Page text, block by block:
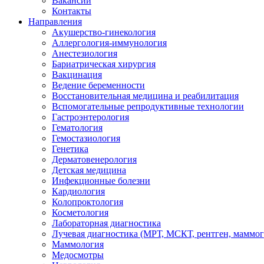
Контакты
Направления
Акушерство-гинекология
Аллергология-иммунология
Анестезиология
Бариатрическая хирургия
Вакцинация
Ведение беременности
Восстановительная медицина и реабилитация
Вспомогательные репродуктивные технологии
Гастроэнтерология
Гематология
Гемостазиология
Генетика
Дерматовенерология
Детская медицина
Инфекционные болезни
Кардиология
Колопроктология
Косметология
Лабораторная диагностика
Лучевая диагностика (МРТ, МСКТ, рентген,
Маммология
Медосмотры